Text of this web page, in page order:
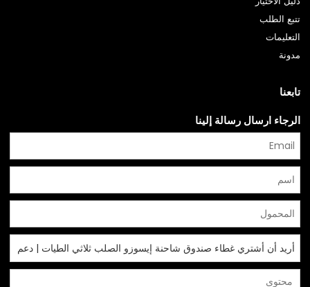
تتبع الطلب
التعليمات
مدونة
تابعنا
الرجاء ارسال رسالة إلينا